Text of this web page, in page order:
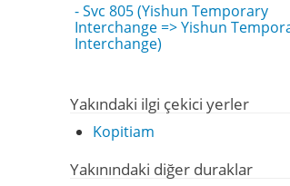
- Svc 805 (Yishun Temporary
Interchange => Yishun
Interchange)
Yakındaki ilgi çekici yerler
Kopitiam
Yakınındaki diğer duraklar